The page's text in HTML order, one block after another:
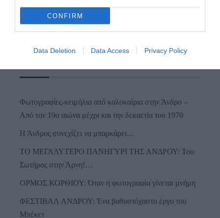
CONFIRM
Data Deletion Data Access Privacy Policy
Φωτογραφίες-κειμήλια από καλοκαίρια στην Άνδρο –
Από τον 19ο αιώνα μέχρι και την δεκαετία του 1970
Η Άνδρος συνεχίζει να μπαρκάρει…
ΤΟ ΜΕΓΑΛΥΤΕΡΟ ΠΑΝΗΓΥΡΙ ΤΗΣ ΑΝΔΡΟΥ: Του
Σωτήρος στην Άρνη!…
ΟΡΜΟΣ ΚΟΡΘΙΟΥ: Όταν η φωτογραφία γίνεται μνήμη
ΦΕΣΤΙΒΑΛ ΑΝΔΡΟΥ: Ένα βαθυστόχαστο έργο του
Μπέκετ